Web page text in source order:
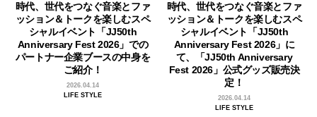
時代、世代をつなぐ音楽とファ
ッション＆トークを楽しむスペ
シャルイベント「JJ50th
Anniversary Fest 2026」での
パートナー企業ブースの中身を
ご紹介！
2026.04.14
LIFE STYLE
時代、世代をつなぐ音楽とファ
ッション＆トークを楽しむスペ
シャルイベント「JJ50th
Anniversary Fest 2026」に
て、「JJ50th Anniversary
Fest 2026」公式グッズ販売決
定！
2026.04.14
LIFE STYLE